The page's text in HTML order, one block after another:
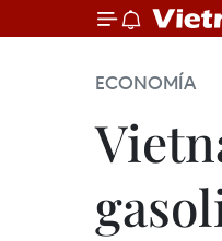
ECONOMÍA